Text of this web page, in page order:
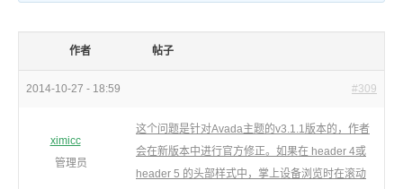
作者 帖子
2014-10-27 - 18:59 #309
ximicc
管理员
这个问题是针对Avada主题的v3.1.1版本的，作者
会在新版本中进行官方修正。如果在 header 4或
header 5 的头部样式中，掌上设备浏览时在滚动